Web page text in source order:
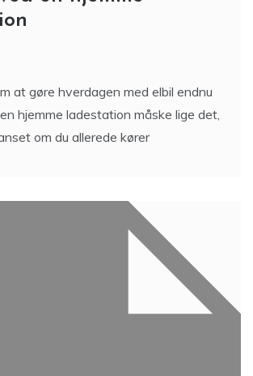
at gøre hverdagen med elbil endnu
hjemme ladestation måske lige det,
om du allerede kører